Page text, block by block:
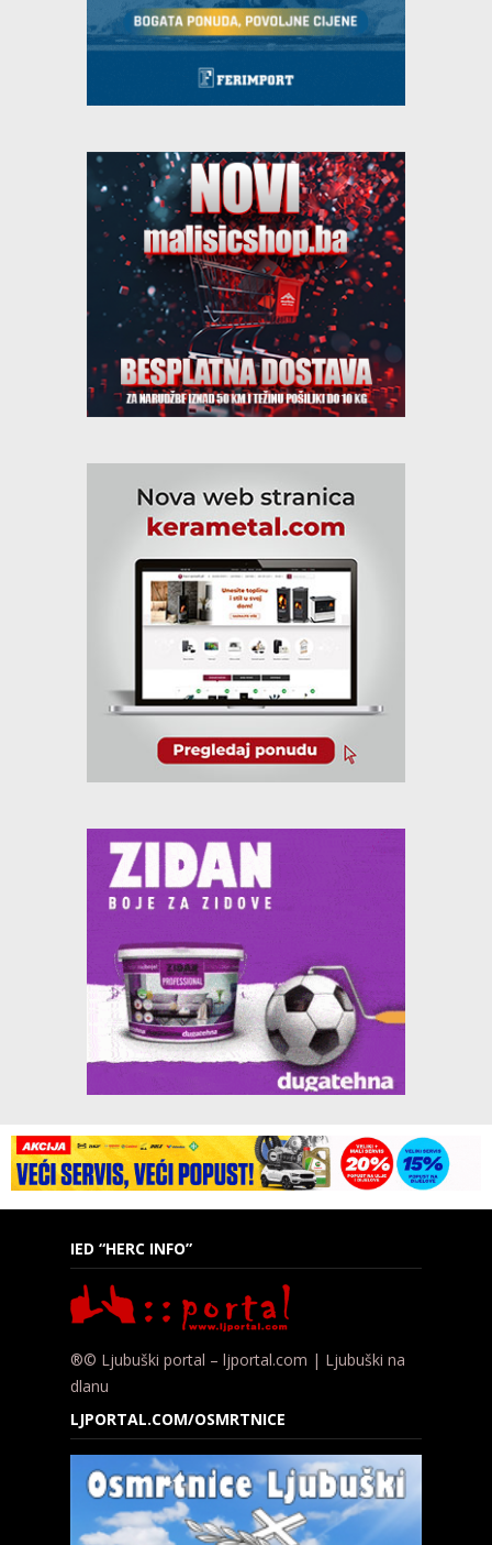
IED “HERC INFO”
®© Ljubuški portal – ljportal.com | Ljubuški na
dlanu
LJPORTAL.COM/OSMRTNICE